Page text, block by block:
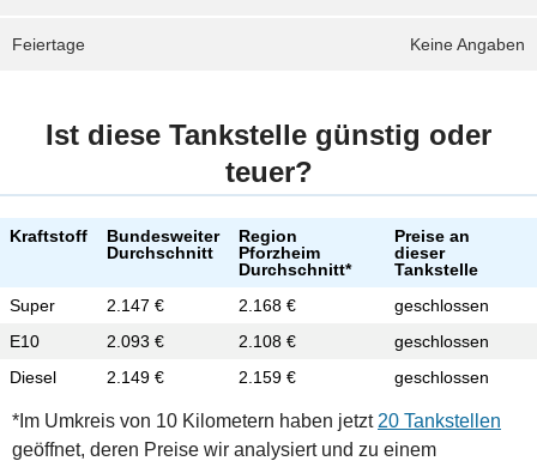
Keine Angaben
Feiertage
Ist diese Tankstelle günstig oder
teuer?
Kraftstoff
Bundesweiter
Durchschnitt
Region
Pforzheim
Durchschnitt*
Preise an
dieser
Tankstelle
Super
2.147 € 2.168 €
geschlossen
E10
2.093 € 2.108 €
geschlossen
Diesel
2.149 € 2.159 € geschlossen
*Im Umkreis von 10 Kilometern haben jetzt 20 Tankstellen
geöffnet, deren Preise wir analysiert und zu einem